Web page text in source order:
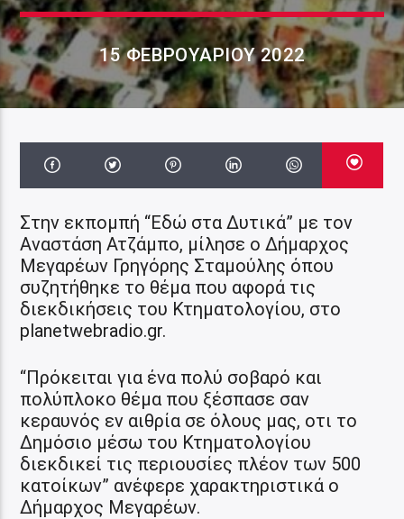
15 ΦΕΒΡΟΥΑΡΊΟΥ 2022
Στην εκπομπή “Εδώ στα Δυτικά” με τον
Αναστάση Ατζάμπο, μίλησε ο Δήμαρχος
Μεγαρέων Γρηγόρης Σταμούλης όπου
συζητήθηκε το θέμα που αφορά τις
διεκδικήσεις του Κτηματολογίου, στο
planetwebradio.gr.
“Πρόκειται για ένα πολύ σοβαρό και
πολύπλοκο θέμα που ξέσπασε σαν
κεραυνός εν αιθρία σε όλους μας, οτι το
Δημόσιο μέσω του Κτηματολογίου
διεκδικεί τις περιουσίες πλέον των 500
κατοίκων” ανέφερε χαρακτηριστικά ο
Δήμαρχος Μεγαρέων.